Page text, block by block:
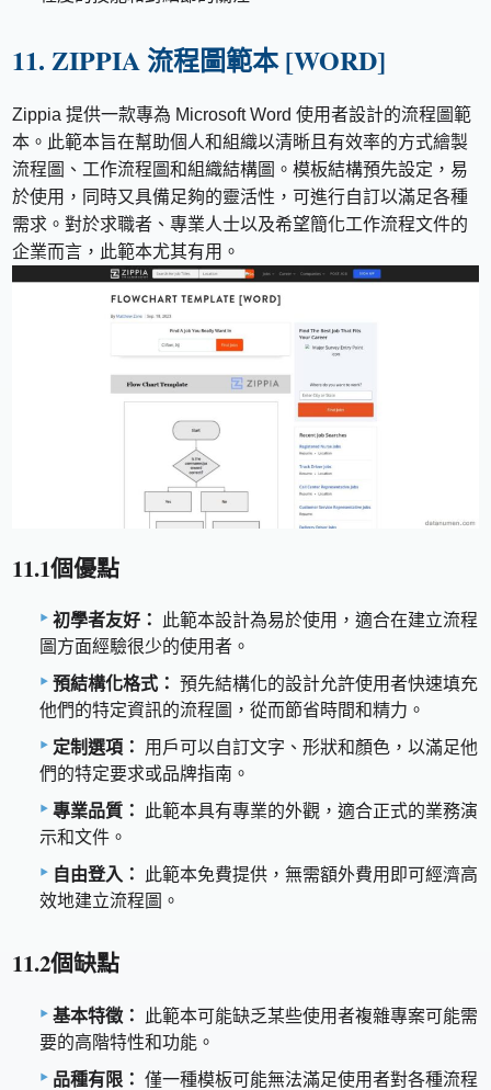
11. ZIPPIA 流程圖範本 [WORD]
Zippia 提供一款專為 Microsoft Word 使用者設計的流程圖範
本。此範本旨在幫助個人和組織以清晰且有效率的方式繪製
流程圖、工作流程圖和組織結構圖。模板結構預先設定，易
於使用，同時又具備足夠的靈活性，可進行自訂以滿足各種
需求。對於求職者、專業人士以及希望簡化工作流程文件的
企業而言，此範本尤其有用。
11.1個優點
初學者友好：
此範本設計為易於使用，適合在建立流程
圖方面經驗很少的使用者。
預結構化格式： 預先結構化的設計允許使用者快速填充
他們的特定資訊的流程圖，從而節省時間和精力。
定制選項：
用戶可以自訂文字、形狀和顏色，以滿足他
們的特定要求或品牌指南。
專業品質：
此範本具有專業的外觀，適合正式的業務演
示和文件。
自由登入：
此範本免費提供，無需額外費用即可經濟高
效地建立流程圖。
11.2個缺點
基本特徵：
此範本可能缺乏某些使用者複雜專案可能需
要的高階特性和功能。
品種有限： 僅一種模板可能無法滿足使用者對各種流程